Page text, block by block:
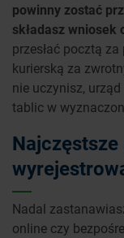
powinny zostać
składasz wniosek
przesłać pocztą
kurierską za
nie uczynisz,
tablic w
Nadal
online czy